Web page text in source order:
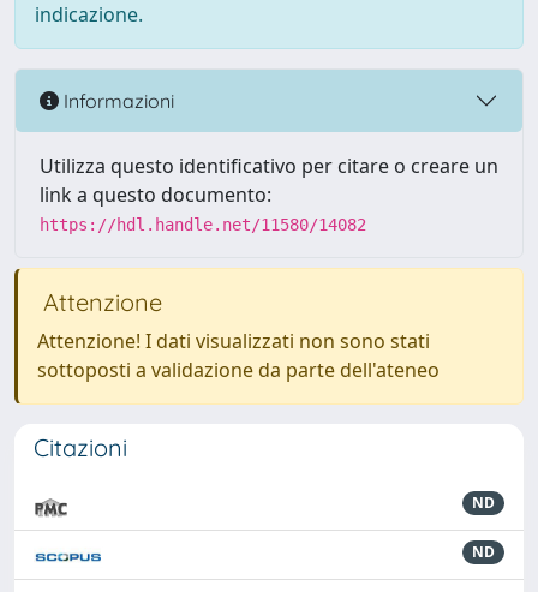
indicazione.
Informazioni
Utilizza questo identificativo per citare o creare un
link a questo documento:
https://hdl.handle.net/11580/14082
Attenzione
Attenzione! I dati visualizzati non sono stati
sottoposti a validazione da parte dell'ateneo
Citazioni
ND
ND